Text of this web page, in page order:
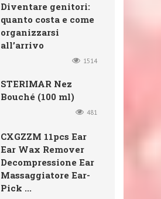
Diventare genitori:
quanto costa e come
organizzarsi
all’arrivo
1514
STERIMAR Nez
Bouché (100 ml)
481
CXGZZM 11pcs Ear
Ear Wax Remover
Decompressione Ear
Massaggiatore Ear-
Pick ...